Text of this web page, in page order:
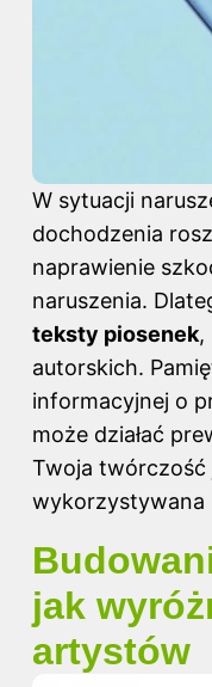
W sytuacji
dochodzenia
naprawienie
naruszenia.
teksty piosenek,
autorskich.
informacyjnej o
może działać
Twoja twórczość
wykorzystywana
jak
artystów